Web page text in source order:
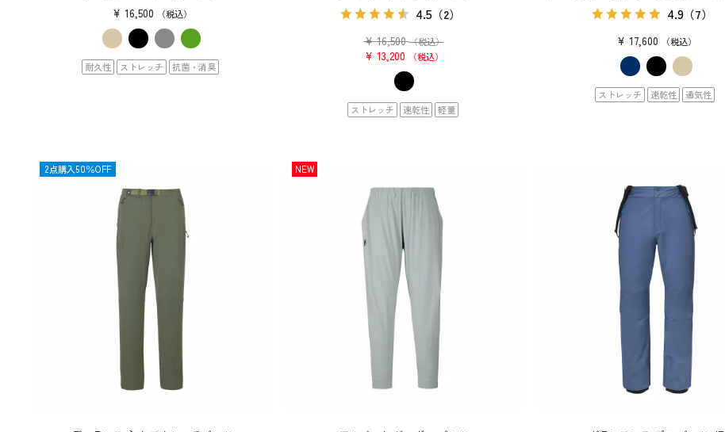
¥ 16,500 税込
耐久性 ストレッチ 抗菌・消臭
4.5（2）
¥ 16,500 （税込）
¥ 13,200 税込
ストレッチ 速乾性 軽量
4.9 （7）
¥ 17,600 税込
ストレッチ 速乾性 通気性
SALE
2点購入50％OFF NEW